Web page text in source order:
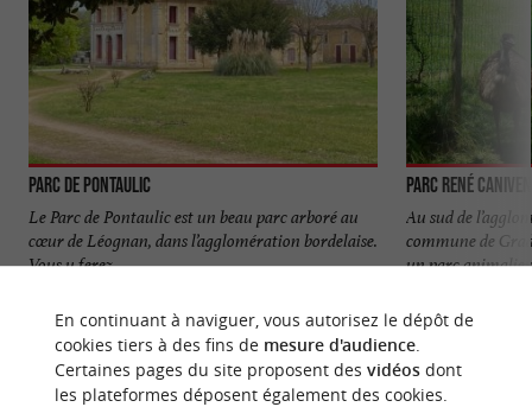
Parc de Pontaulic
Le Parc de Pontaulic est un beau parc arboré au
cœur de Léognan, dans l’agglomération bordelaise.
Vous y ferez ...
327 m - Léognan
Parc René
Au sud de
commune de
un parc
4,7 km -
En continuant à naviguer, vous autorisez le dépôt de
cookies tiers à des fins de mesure d'audience.
Certaines pages du site proposent des vidéosdont
les plateformes déposent également des cookies.